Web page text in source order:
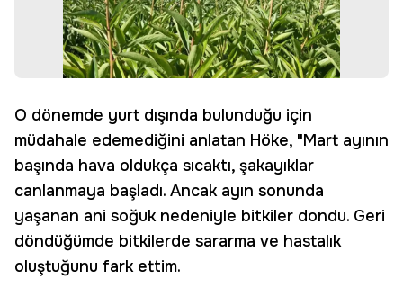
O dönemde yurt dışında bulunduğu için
müdahale edemediğini anlatan Höke, "Mart ayının
başında hava oldukça sıcaktı, şakayıklar
canlanmaya başladı. Ancak ayın sonunda
yaşanan ani soğuk nedeniyle bitkiler dondu. Geri
döndüğümde bitkilerde sararma ve hastalık
oluştuğunu fark ettim.